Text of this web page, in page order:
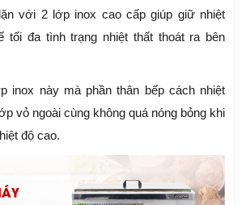
với 2 lớp inox cao cấp giúp giữ nhiệt
tối đa tình trạng nhiệt thất thoát ra bên
inox này mà phần thân bếp cách nhiệt
vỏ ngoài cùng không quá nóng bỏng khi
độ cao.